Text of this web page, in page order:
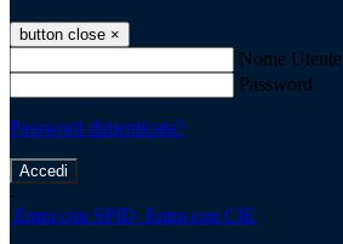
button close ×
Nome Utente
Password
Password dimenticata?
-
Entra con SPID Entra con CIE